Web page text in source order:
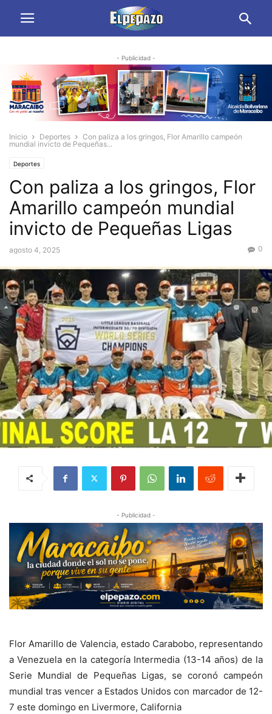
- Publicidad -
Inicio Deportes
Con paliza a los gringos, Flor Amarillo campeón
mundial invicto de Pequeñas...
Deportes
Con paliza a los gringos, Flor
Amarillo campeón mundial
invicto de Pequeñas Ligas
agosto 4, 2025 0
- Publicidad -
Flor Amarillo de Valencia, estado Carabobo, representando
a Venezuela en la categoría Intermedia (13-14 años) de la
Serie Mundial de Pequeñas Ligas, se coronó campeón
mundial tras vencer a Estados Unidos con marcador de 12-
7 este domingo en Livermore, California